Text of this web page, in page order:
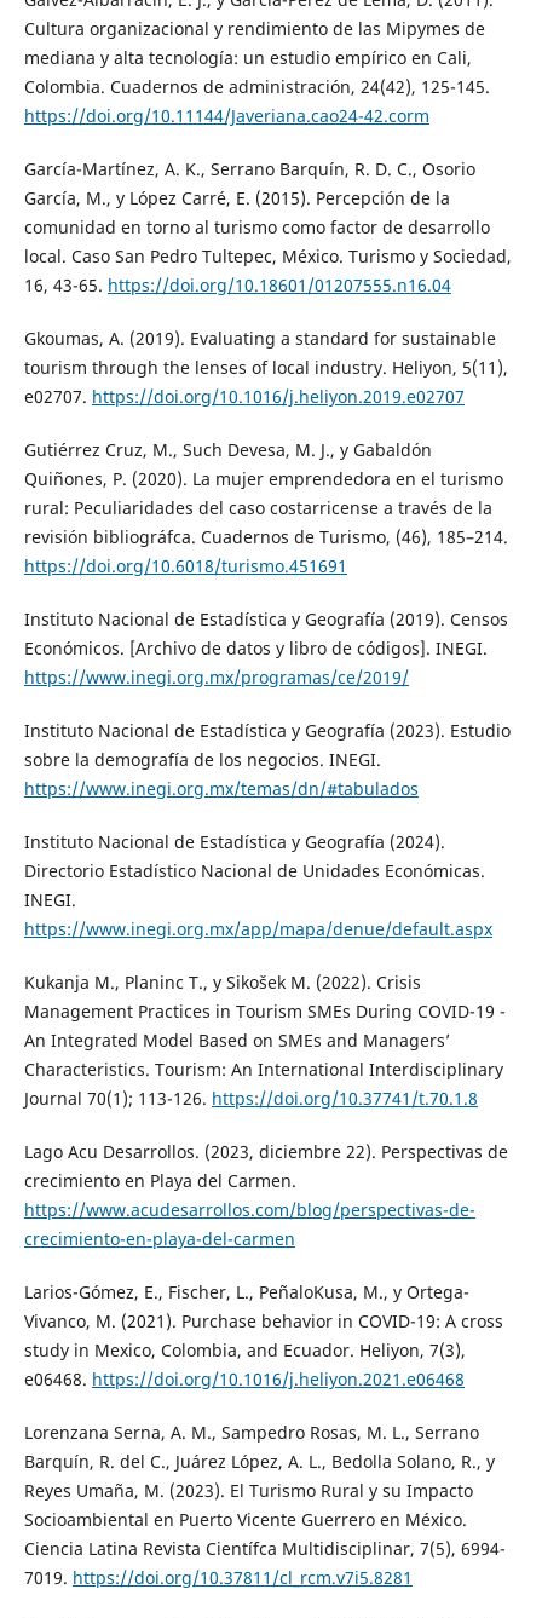
Cultura organizacional y rendimiento de las Mipymes de
mediana y alta tecnología: un estudio empírico en Cali,
Colombia. Cuadernos de administración, 24(42), 125-145.
https://doi.org/10.11144/Javeriana.cao24-42.corm
García-Martínez, A. K., Serrano Barquín, R. D. C., Osorio
García, M., y López Carré, E. (2015). Percepción de la
comunidad en torno al turismo como factor de desarrollo
local. Caso San Pedro Tultepec, México. Turismo y Sociedad,
16, 43-65. https://doi.org/10.18601/01207555.n16.04
Gkoumas, A. (2019). Evaluating a standard for sustainable
tourism through the lenses of local industry. Heliyon, 5(11),
e02707. https://doi.org/10.1016/j.heliyon.2019.e02707
Gutiérrez Cruz, M., Such Devesa, M. J., y Gabaldón
Quiñones, P. (2020). La mujer emprendedora en el turismo
rural: Peculiaridades del caso costarricense a través de la
revisión bibliográfca. Cuadernos de Turismo, (46), 185–214.
https://doi.org/10.6018/turismo.451691
Instituto Nacional de Estadística y Geografía (2019). Censos
Económicos. [Archivo de datos y libro de códigos]. INEGI.
https://www.inegi.org.mx/programas/ce/2019/
Instituto Nacional de Estadística y Geografía (2023). Estudio
sobre la demografía de los negocios. INEGI.
https://www.inegi.org.mx/temas/dn/#tabulados
Instituto Nacional de Estadística y Geografía (2024).
Directorio Estadístico Nacional de Unidades Económicas.
INEGI.
https://www.inegi.org.mx/app/mapa/denue/default.aspx
Kukanja M., Planinc T., y Sikošek M. (2022). Crisis
Management Practices in Tourism SMEs During COVID-19 -
An Integrated Model Based on SMEs and Managers’
Characteristics. Tourism: An International Interdisciplinary
Journal 70(1); 113-126. https://doi.org/10.37741/t.70.1.8
Lago Acu Desarrollos. (2023, diciembre 22). Perspectivas de
crecimiento en Playa del Carmen.
https://www.acudesarrollos.com/blog/perspectivas-de-
crecimiento-en-playa-del-carmen
Larios-Gómez, E., Fischer, L., PeñaloKusa, M., y Ortega-
Vivanco, M. (2021). Purchase behavior in COVID-19: A cross
study in Mexico, Colombia, and Ecuador. Heliyon, 7(3),
e06468. https://doi.org/10.1016/j.heliyon.2021.e06468
Lorenzana Serna, A. M., Sampedro Rosas, M. L., Serrano
Barquín, R. del C., Juárez López, A. L., Bedolla Solano, R., y
Reyes Umaña, M. (2023). El Turismo Rural y su Impacto
Socioambiental en Puerto Vicente Guerrero en México.
Ciencia Latina Revista Científca Multidisciplinar, 7(5), 6994-
7019. https://doi.org/10.37811/cl_rcm.v7i5.8281